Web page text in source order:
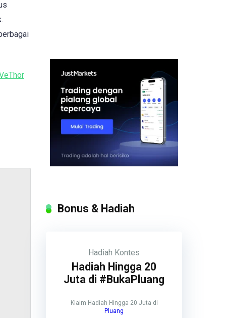
.
Bonus & Hadiah
Hadiah Kontes
Hadiah Hingga 20
Juta di #BukaPluang
Klaim Hadiah Hingga 20 Juta di
Pluang